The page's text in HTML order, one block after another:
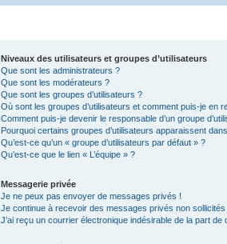
Niveaux des utilisateurs et groupes d’utilisateurs
Que sont les administrateurs ?
Que sont les modérateurs ?
Que sont les groupes d’utilisateurs ?
Où sont les groupes d’utilisateurs et comment puis-je en
Comment puis-je devenir le responsable d’un groupe
Pourquoi certains groupes d’utilisateurs apparaissent
Qu’est-ce qu’un « groupe d’utilisateurs par défaut » ?
Qu’est-ce que le lien « L’équipe » ?
Messagerie privée
Je ne peux pas envoyer de messages privés !
Je continue à recevoir des messages privés non sollicités
J’ai reçu un courrier électronique indésirable de la part de